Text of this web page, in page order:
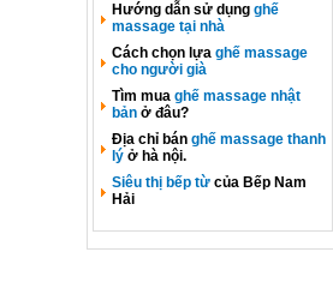
Hướng dẫn sử dụng ghế
massage tại nhà
Cách chọn lựa ghế massage
cho người già
Tìm mua ghế massage nhật
bản ở đâu?
Địa chỉ bán ghế massage thanh
lý ở hà nội.
Siêu thị bếp từ của Bếp Nam
Hải